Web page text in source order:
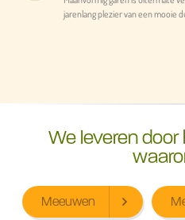
jarenlang plezier van een mooie
We leveren
Meeuwen